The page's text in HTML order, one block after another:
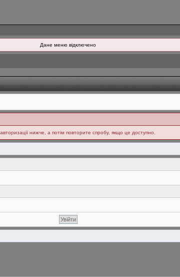
Дане меню відключено
нижче, а потім повторите спробу, якщо це доступно.